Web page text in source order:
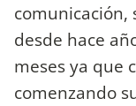
comunicación,
desde hace
meses ya que
comenzando